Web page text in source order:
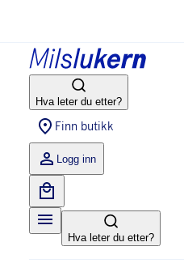
Hva leter du etter?
Finn butikk
Logg inn
Hva leter du etter?